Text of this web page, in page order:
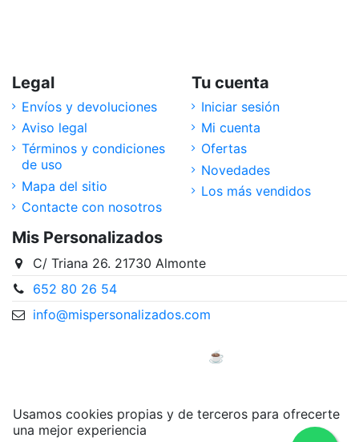
Legal
Envíos y devoluciones
Aviso legal
Términos y condiciones
de uso
Mapa del sitio
Contacte con nosotros
Tu cuenta
Iniciar sesión
Mi cuenta
Ofertas
Novedades
Los más vendidos
Mis Personalizados
C/ Triana 26. 21730 Almonte
652 80 26 54
info@mispersonalizados.com
Desarrollada con mucho ♥️ y ☕ por Ewyt & Ploof
Usamos cookies propias y de terceros para ofrecerte
una mejor experiencia